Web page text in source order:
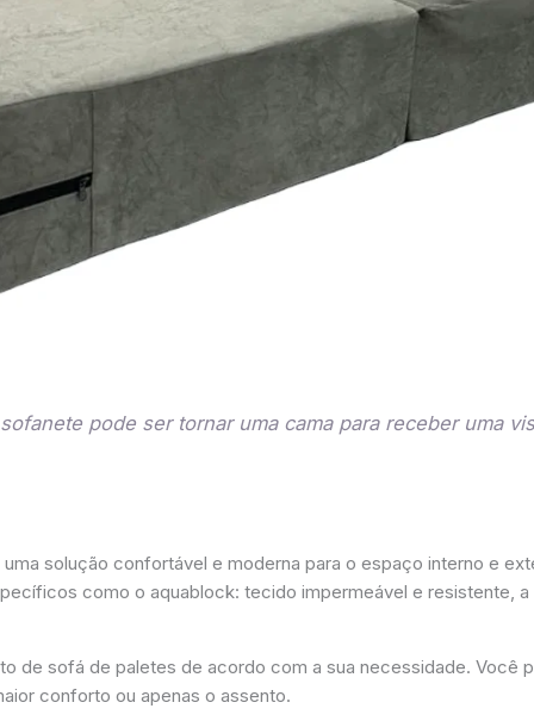
pode ser tornar uma cama para receber uma
solução confortável e moderna para o espaço interno e
como o aquablock: tecido impermeável e resistente,
de sofá de paletes de acordo com a sua necessidade. Você
conforto ou apenas o assento.